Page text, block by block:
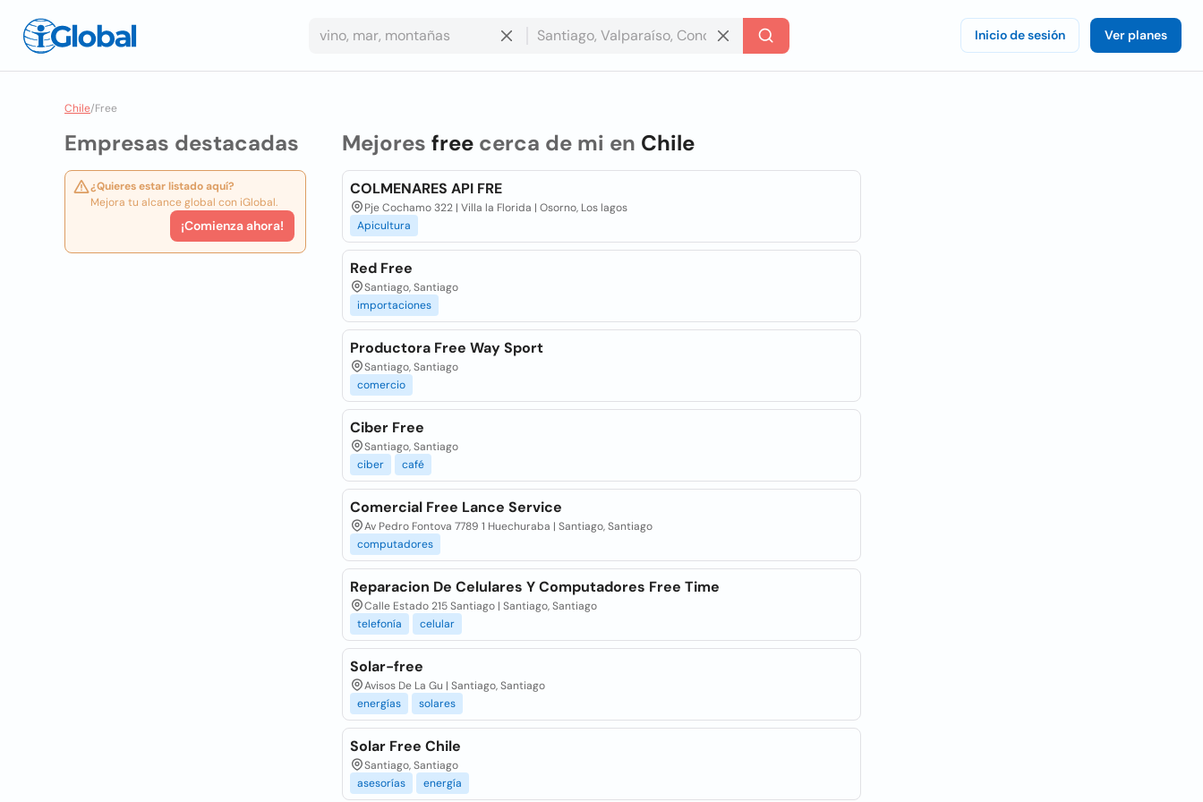
Inicio de sesión Ver planes
Chile/Free
Empresas destacadas
¿Quieres estar listado aquí?
Mejora tu alcance global con iGlobal.
¡Comienza ahora!
Mejores freecerca de mi en Chile
COLMENARES API FRE
Pje Cochamo 322 | Villa la Florida | Osorno, Los lagos
Apicultura
Red Free
Santiago, Santiago
importaciones
Productora Free Way Sport
Santiago, Santiago
comercio
Ciber Free
Santiago, Santiago
ciber
café
Comercial Free Lance Service
Av Pedro Fontova 7789 1 Huechuraba | Santiago, Santiago
computadores
Reparacion De Celulares Y Computadores Free Time
Calle Estado 215 Santiago | Santiago, Santiago
telefonía
celular
Solar-free
Avisos De La Gu | Santiago, Santiago
energías
solares
Solar Free Chile
Santiago, Santiago
asesorías
energía